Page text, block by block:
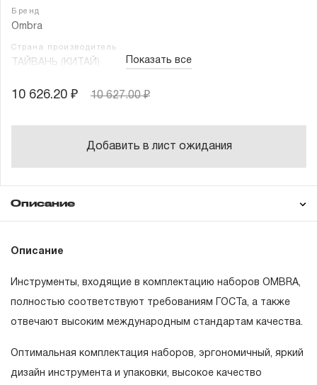
Бренд
Ombra
Страна производитель
ТАЙВАНЬ (КИТАЙ) Показать все
10 626.20 ₽ 10 627.00 ₽
Добавить в лист ожидания
Описание
Состав товара
Описание
Инструменты, входящие в комплектацию наборов OMBRA,
полностью соответствуют требованиям ГОСТа, а также
отвечают высоким международным стандартам качества.
Оптимальная комплектация наборов, эргономичный, яркий
дизайн инструмента и упаковки, высокое качество
Понятие «ПОЖИЗНЕННАЯ ГАРАНТИЯ».
1.1 Понятие «ПОЖИЗНЕННАЯ ГАРАНТИЯ» включает в
себя признание неограниченного срока поддержания
1120XX
27, 30, 32 мм
55092 Удлинитель 1/2"DR, 125 мм